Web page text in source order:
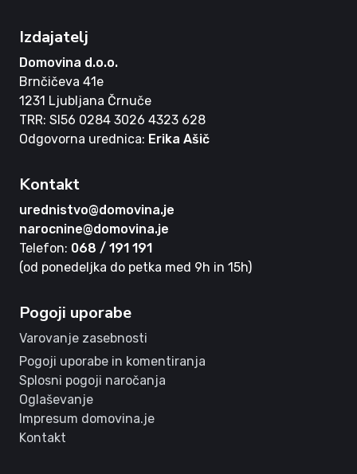
Izdajatelj
Domovina d.o.o.
Brnčičeva 41e
1231 Ljubljana Črnuče
TRR: SI56 0284 3026 4323 628
Odgovorna urednica: Erika Ašič
Kontakt
urednistvo@domovina.je
narocnine@domovina.je
Telefon: 068 / 191 191
(od ponedeljka do petka med 9h in 15h)
Pogoji uporabe
Varovanje zasebnosti
Pogoji uporabe in komentiranja
Splosni pogoji naročanja
Oglaševanje
Impresum domovina.je
Kontakt